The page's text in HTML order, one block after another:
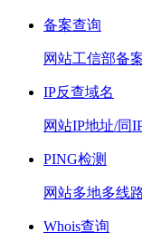
备案查询
网站工信部备
IP反查域名
网站IP地址/同
PING检测
网站多地多线
Whois查询